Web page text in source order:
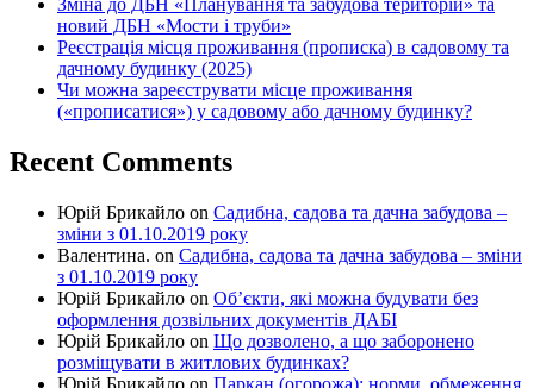
Зміна до ДБН «Планування та забудова територій» та
новий ДБН «Мости і труби»
Реєстрація місця проживання (прописка) в садовому та
дачному будинку (2025)
Чи можна зареєструвати місце проживання
(«прописатися») у садовому або дачному будинку?
Recent Comments
Юрій Брикайло on Садибна, садова та дачна забудова –
зміни з 01.10.2019 року
Валентина. on Садибна, садова та дачна забудова – зміни
з 01.10.2019 року
Юрій Брикайло on Об’єкти, які можна будувати без
оформлення дозвільних документів ДАБІ
Юрій Брикайло on Що дозволено, а що заборонено
розміщувати в житлових будинках?
Юрій Брикайло on Паркан (огорожа): норми, обмеження